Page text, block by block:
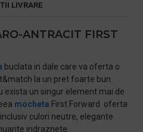
LIVRARE
ANTRACIT FIRST
buclata in dale care va oferta o
la un pret foarte bun.
exista un singur element mai de
mocheta First Forward oferta
culori neutre, elegante
indraznete.